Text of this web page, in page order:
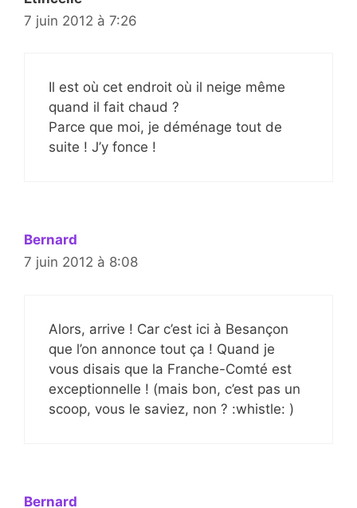
7 juin 2012 à 7:26
Il est où cet endroit où il neige même
quand il fait chaud ?
Parce que moi, je déménage tout de
suite ! J’y fonce !
Bernard
7 juin 2012 à 8:08
Alors, arrive ! Car c’est ici à Besançon
que l’on annonce tout ça ! Quand je
vous disais que la Franche-Comté est
exceptionnelle ! (mais bon, c’est pas un
scoop, vous le saviez, non ? :whistle: )
Bernard